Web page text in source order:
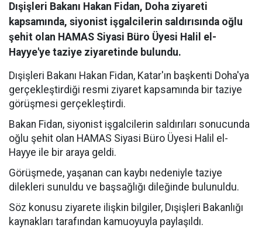
Dışişleri Bakanı Hakan Fidan, Doha ziyareti
kapsamında, siyonist işgalcilerin saldırısında oğlu
şehit olan HAMAS Siyasi Büro Üyesi Halil el-
Hayye'ye taziye ziyaretinde bulundu.
Dışişleri Bakanı Hakan Fidan, Katar'ın başkenti Doha'ya
gerçekleştirdiği resmi ziyaret kapsamında bir taziye
görüşmesi gerçekleştirdi.
Bakan Fidan, siyonist işgalcilerin saldırıları sonucunda
oğlu şehit olan HAMAS Siyasi Büro Üyesi Halil el-
Hayye ile bir araya geldi.
Görüşmede, yaşanan can kaybı nedeniyle taziye
dilekleri sunuldu ve başsağlığı dileğinde bulunuldu.
Söz konusu ziyarete ilişkin bilgiler, Dışişleri Bakanlığı
kaynakları tarafından kamuoyuyla paylaşıldı.